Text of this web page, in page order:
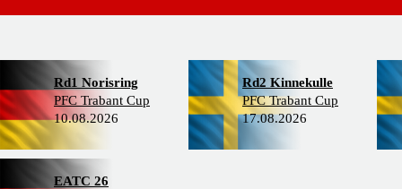
Rd1 Norisring
PFC Trabant Cup
10.08.2026
Rd2 Kinnekulle
PFC Trabant Cup
17.08.2026
EATC 26